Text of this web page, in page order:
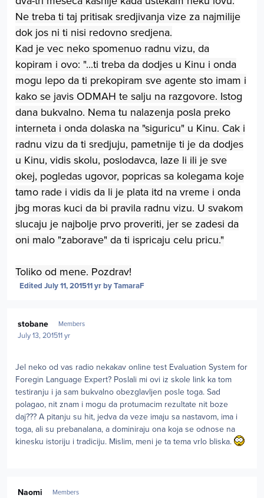
Ne treba ti taj pritisak sredjivanja vize za najmilije
dok jos ni ti nisi redovno sredjena.
Kad je vec neko spomenuo radnu vizu, da
kopiram i ovo: "...ti treba da dodjes u Kinu i onda
mogu lepo da ti prekopiram sve agente sto imam i
kako se javis ODMAH te salju na razgovore. Istog
dana bukvalno. Nema tu nalazenja posla preko
interneta i onda dolaska na "siguricu" u Kinu. Cak i
radnu vizu da ti sredjuju, pametnije ti je da dodjes
u Kinu, vidis skolu, poslodavca, laze li ili je sve
okej, pogledas ugovor, popricas sa kolegama koje
tamo rade i vidis da li je plata itd na vreme i onda
jbg moras kuci da bi pravila radnu vizu. U svakom
slucaju je najbolje prvo proveriti, jer se zadesi da
oni malo "zaborave" da ti ispricaju celu pricu."
Toliko od mene. Pozdrav!
Edited July 11, 201511 yrby TamaraF
stobane Members
July 13, 201511 yr
Jel neko od vas radio nekakav online test Evaluation System for
Foregin Language Expert? Poslali mi ovi iz skole link ka tom
testiranju i ja sam bukvalno obezglavljen posle toga. Sad
polagao, nit znam i mogu da protumacim rezultate nit boze
daj??? A pitanju su hit, jedva da veze imaju sa nastavom, ima i
toga, ali su prebanalana, a dominiraju ona koja se odnose na
kinesku istoriju i tradiciju. Mislim, meni je ta tema vrlo bliska.
Naomi Members